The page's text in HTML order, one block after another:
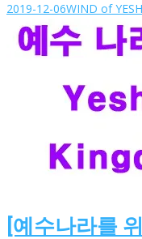
2019-12-06WIND of
[예수나라를